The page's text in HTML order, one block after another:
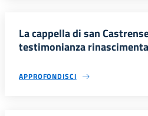
La cappella di san
testimonianza
APPROFONDISCI